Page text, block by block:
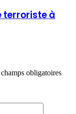
terroriste à
obligatoires